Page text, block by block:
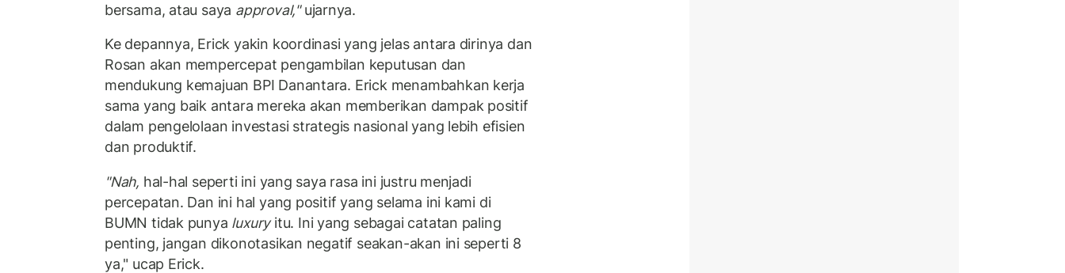
bersama, atau saya approval,"ujarnya.
Ke depannya, Erick yakin koordinasi yang jelas antara dirinya dan
Rosan akan mempercepat pengambilan keputusan dan
mendukung kemajuan BPI Danantara. Erick menambahkan kerja
sama yang baik antara mereka akan memberikan dampak positif
dalam pengelolaan investasi strategis nasional yang lebih efisien
dan produktif.
"Nah, hal-hal seperti ini yang saya rasa ini justru menjadi
percepatan. Dan ini hal yang positif yang selama ini kami di
BUMN tidak punya luxuryitu. Ini yang sebagai catatan paling
penting, jangan dikonotasikan negatif seakan-akan ini seperti 8
ya," ucap Erick.